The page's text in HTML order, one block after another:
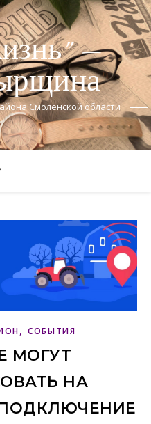
—
Смоленской области
, СОБЫТИЯ
МОГУТ
НА
ПОДКЛЮЧЕНИЕ